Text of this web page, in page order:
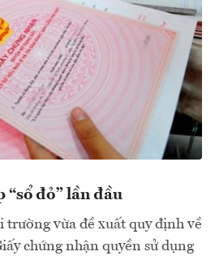
“sổ đỏ” lần đầu
trường vừa đề xuất quy định về
chứng nhận quyền sử dụng